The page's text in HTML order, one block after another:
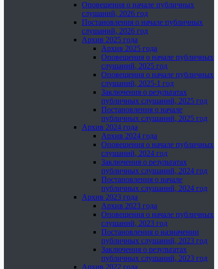
Оповещения о начале публичных
слушаний, 2026 год
Постановления о начале публичных
слушаний, 2026 год
Архив 2025 года
Архив 2025 года
Оповещения о начале публичных
слушаний, 2025 год
Оповещения о начале публичных
слушаний, 2025-1 год
Заключения о результатах
публичных слушаний, 2025 год
Постановления о начале
публичных слушаний, 2025 год
Архив 2024 года
Архив 2024 года
Оповещения о начале публичных
слушаний, 2024 год
Заключения о результатах
публичных слушаний, 2024 год
Постановления о начале
публичных слушаний, 2024 год
Архив 2023 года
Архив 2023 года
Оповещения о начале публичных
слушаний, 2023 год
Постановления о назначении
публичных слушаний, 2023 год
Заключения о результатах
публичных слушаний, 2023 год
Архив 2022 года